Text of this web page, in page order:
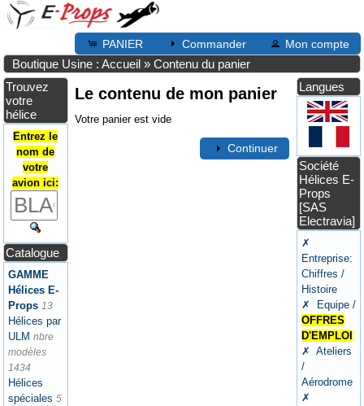
PANIER Commander Mon compte
Boutique Usine : Accueil »Contenu du panier
Trouvez
votre
hélice
Entrez le
nom de
votre
avion ici:
Catalogue
GAMME
Hélices E-
Props 13
Hélices par
ULM nbre
modèles
1434
Hélices
spéciales 5
Le contenu de mon panier
Votre panier est vide
Continuer
Langues
Société
Hélices E-
Props
[SAS
Electravia]
✗
Entreprise:
Chiffres /
Histoire
✗ Equipe /
OFFRES
D'EMPLOI
✗ Ateliers
/
Aérodrome
✗